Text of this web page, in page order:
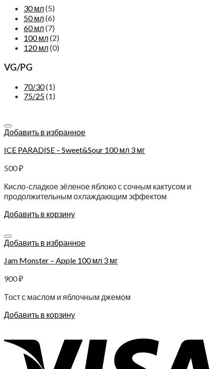
30 мл(5)
50 мл(6)
60 мл(7)
100 мл(2)
120 мл(0)
VG/PG
70/30(1)
75/25(1)
Добавить в избранное
ICE PARADISE – Sweet&Sour 100 мл 3 мг
500₽
Кисло-сладкое зёленое яблоко с сочным кактусом и
продолжительным охлаждающим эффектом
Добавить в корзину
Добавить в избранное
Jam Monster – Apple 100 мл 3 мг
900₽
Тост с маслом и яблочным джемом
Добавить в корзину